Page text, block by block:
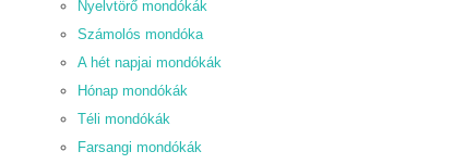
Nyelvtörő mondókák
Számolós mondóka
A hét napjai mondókák
Hónap mondókák
Téli mondókák
Farsangi mondókák